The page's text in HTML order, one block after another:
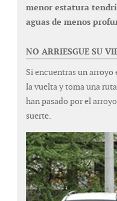
menor estatura
aguas de menos
NO ARRIESGUE SU
Si encuentras un arroyo
la vuelta y toma una
han pasado por el
suerte.